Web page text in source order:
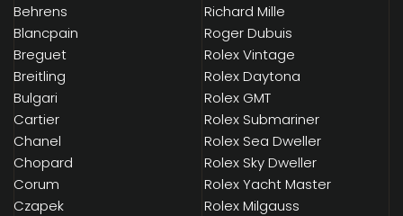
Behrens
Blancpain
Breguet
Breitling
Bulgari
Cartier
Chanel
Chopard
Corum
Czapek
Richard Mille
Roger Dubuis
Rolex Vintage
Rolex Daytona
Rolex GMT
Rolex Submariner
Rolex Sea Dweller
Rolex Sky Dweller
Rolex Yacht Master
Rolex Milgauss